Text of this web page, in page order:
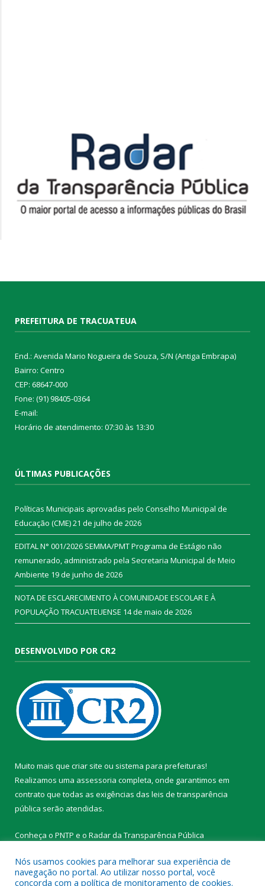
PREFEITURA DE TRACUATEUA
End.: Avenida Mario Nogueira de Souza, S/N (Antiga Embrapa)
Bairro: Centro
CEP: 68647-000
Fone: (91) 98405-0364
E-mail:
Horário de atendimento: 07:30 às 13:30
ÚLTIMAS PUBLICAÇÕES
Políticas Municipais aprovadas pelo Conselho Municipal de
Educação (CME)21 de julho de 2026
EDITAL N° 001/2026 SEMMA/PMT Programa de Estágio não
remunerado, administrado pela Secretaria Municipal de Meio
Ambiente 19 de junho de 2026
NOTA DE ESCLARECIMENTO À COMUNIDADE ESCOLAR E À
POPULAÇÃO TRACUATEUENSE 14 de maio de 2026
DESENVOLVIDO POR CR2
Muito mais que criar site ou sistema para prefeituras!
Realizamos uma assessoria completa, onde garantimos em
contrato que todas as exigências das leis de transparência
pública serão atendidas.
Conheça o PNTP e o Radar da Transparência Pública
Nós usamos cookies para melhorar sua experiência de
navegação no portal. Ao utilizar nosso portal, você
concorda com a política de monitoramento de cookies.